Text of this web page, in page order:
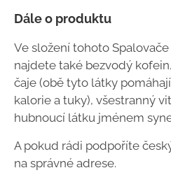
Dále o produktu
Ve složení tohoto
najdete také bezvodý
čaje (obě tyto látky
kalorie a tuky), všestranný
hubnoucí látku jménem
A pokud rádi podpoříte
na správné adrese.